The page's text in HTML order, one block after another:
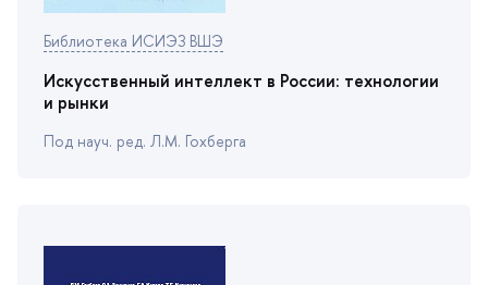
Библиотека ИСИЭЗ ВШЭ
Искусственный интеллект в России: технологии
и рынки
Под науч. ред. Л.М. Гохберга